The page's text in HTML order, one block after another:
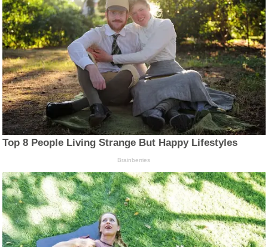
Top 8 People Living Strange But Happy Lifestyles
Brainberries